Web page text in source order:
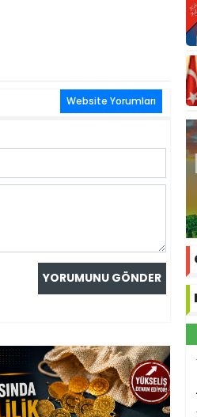
Website Yorumları